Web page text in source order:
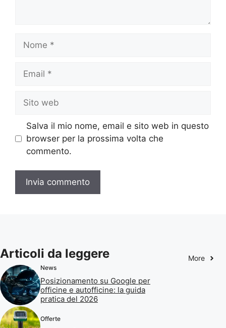
web
Salva il mio nome, email e sito web in questo
browser per la prossima volta che
commento.
Articoli da leggere More
News
Posizionamento su Google per
officine e autofficine: la guida
pratica del 2026
Offerte